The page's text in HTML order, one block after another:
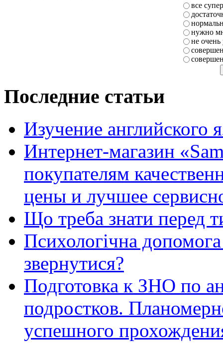
все супер
нужно
не очень
Последние статьи
Изучение английского
Интернет-магазин
покупателям
цены и лучшее
Що треба знати перед
Психологічна
звернутися?
Подготовка к ЗНО по
подростков.
успешного